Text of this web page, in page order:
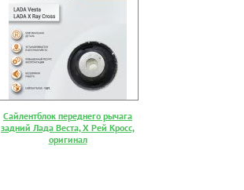
Сайлентблок переднего рычага
задний Лада Веста, Х Рей Кросс,
оригинал